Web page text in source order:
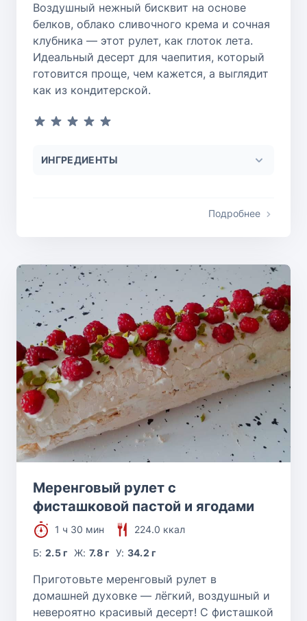
Воздушный нежный бисквит на основе
белков, облако сливочного крема и сочная
клубника — этот рулет, как глоток лета.
Идеальный десерт для чаепития, который
готовится проще, чем кажется, а выглядит
как из кондитерской.
ИНГРЕДИЕНТЫ
Подробнее
Меренговый рулет с
фисташковой пастой и ягодами
1 ч 30 мин
224.0 ккал
Б:2.5 г Ж: 7.8 г У: 34.2 г
Приготовьте меренговый рулет в
домашней духовке — лёгкий, воздушный и
невероятно красивый десерт! С фисташкой